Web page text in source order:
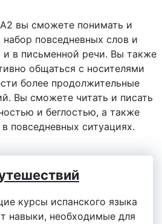
вы сможете понимать и
набор повседневных слов и
и в письменной речи. Вы также
общаться с носителями
более продолжительные
Вы сможете читать и писать
и беглостью, а также
повседневных ситуациях.
курсы испанского языка
навыки, необходимые для